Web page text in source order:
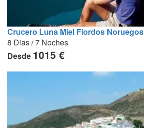
Crucero Luna Miel Fiordos Noruegos
8 Dias / 7 Noches
Desde 1015 €